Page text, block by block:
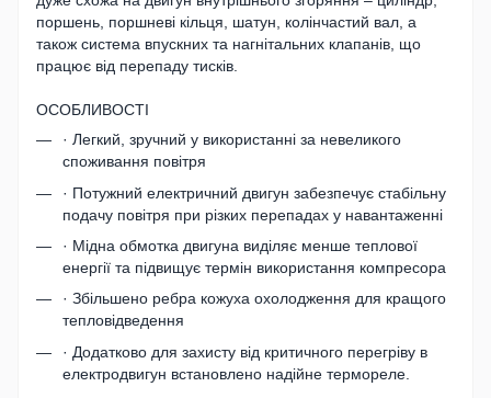
поршень, поршневі кільця, шатун, колінчастий вал, а
також система впускних та нагнітальних клапанів, що
працює від перепаду тисків.
ОСОБЛИВОСТІ
· Легкий, зручний у використанні за невеликого
споживання повітря
· Потужний електричний двигун забезпечує стабільну
подачу повітря при різких перепадах у навантаженні
· Мідна обмотка двигуна виділяє менше теплової
енергії та підвищує термін використання компресора
· Збільшено ребра кожуха охолодження для кращого
тепловідведення
· Додатково для захисту від критичного перегріву в
електродвигун встановлено надійне термореле.